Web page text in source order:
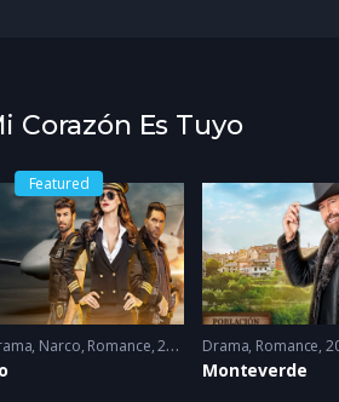
Corazón Es Tuyo
Featured
, Narco, Romance 2022 - 2022 Drama, Romance
Monteverde